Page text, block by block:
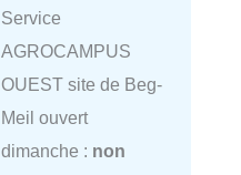
Service
AGROCAMPUS
OUEST site de Beg-
Meil ouvert
dimanche : non